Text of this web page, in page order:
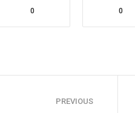
0 0
PREVIOUS